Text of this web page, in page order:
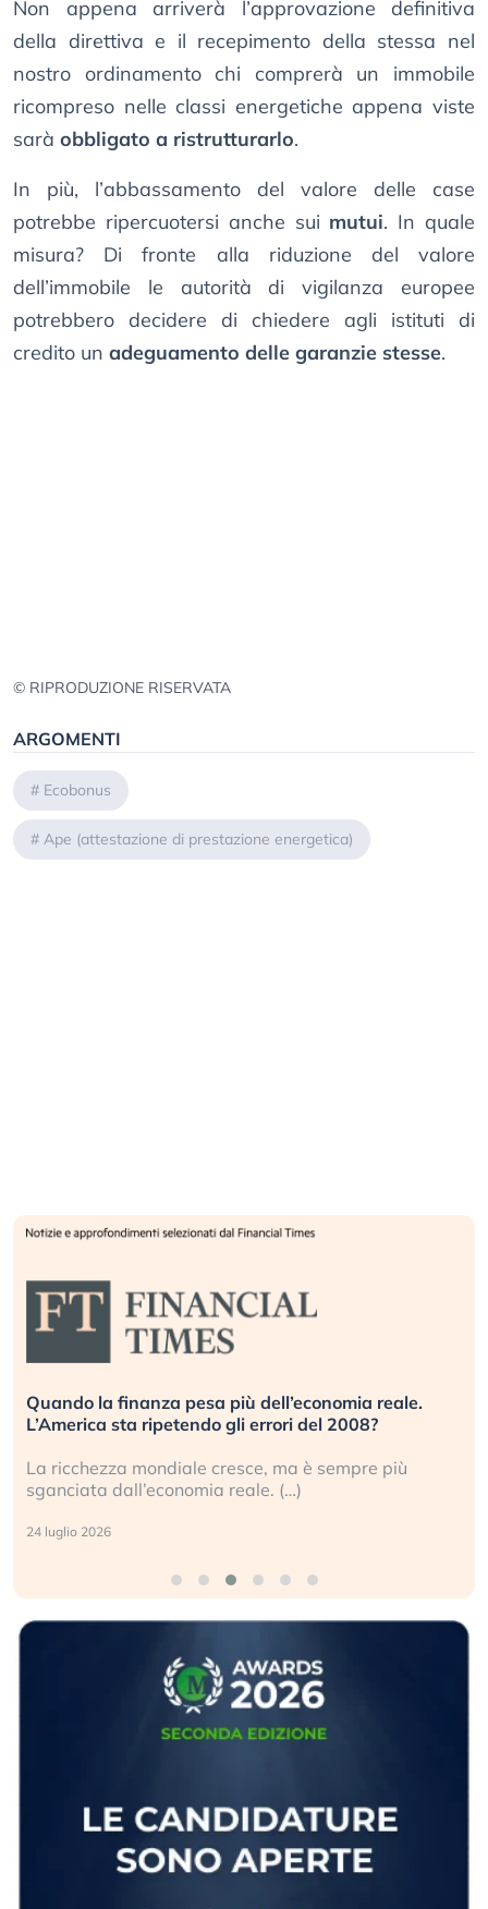
Non appena arriverà l’approvazione definitiva
della direttiva e il recepimento della stessa nel
nostro ordinamento chi comprerà un immobile
ricompreso nelle classi energetiche appena viste
sarà obbligato a ristrutturarlo.
In più, l’abbassamento del valore delle case
potrebbe ripercuotersi anche sui mutui. In quale
misura? Di fronte alla riduzione del valore
dell’immobile le autorità di vigilanza europee
potrebbero decidere di chiedere agli istituti di
credito un adeguamento delle garanzie stesse.
© RIPRODUZIONE RISERVATA
ARGOMENTI
# Ecobonus
# Ape (attestazione di prestazione energetica)
pesa più dell’economia reale.
gli errori del 2008?
cresce, ma è sempre più
reale. (…)
Russia e Cina
investitori stanno
Gli investitori tech